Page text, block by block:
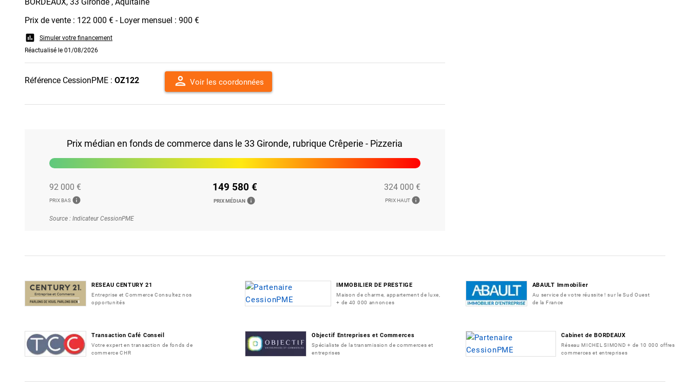
Prix de vente : 122 000 € - Loyer mensuel : 900 €
assessment
Simuler votre financement
Réactualisé le 01/08/2026
Référence CessionPME : OZ122 person Voir les coordonnées
Prix médian en fonds de commerce dans le 33 Gironde, rubrique Crêperie - Pizzeria
92 000 €
PRIX BAS info
149 580 €
PRIX MÉDIAN info
324 000 €
PRIX HAUT info
Source : Indicateur CessionPME
RESEAU CENTURY 21
Entreprise et Commerce Consultez nos
opportunités
IMMOBILIER DE PRESTIGE
Maison de charme, appartement de luxe,
+ de 40 000 annonces
ABAULT Immobilier
Au service de votre réussite ! sur le Sud Ouest
de la France
Transaction Café Conseil
Votre expert en transaction de fonds de
commerce CHR
Objectif Entreprises et Commerces
Spécialiste de la transmission de commerces et
entreprises
Cabinet de BORDEAUX
Réseau MICHEL SIMOND + de 10 000 offres
commerces et entreprises